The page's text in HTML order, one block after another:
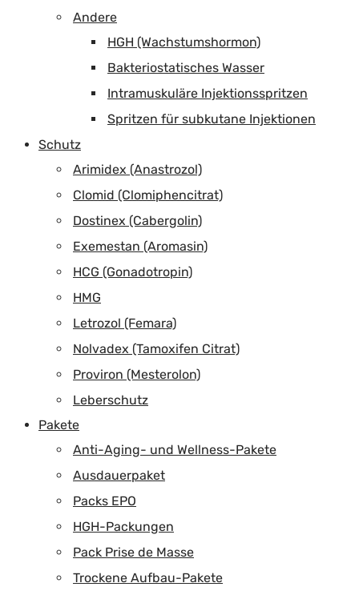
Andere
HGH (Wachstumshormon)
Bakteriostatisches Wasser
Intramuskuläre Injektionsspritzen
Spritzen für subkutane Injektionen
Schutz
Arimidex (Anastrozol)
Clomid (Clomiphencitrat)
Dostinex (Cabergolin)
Exemestan (Aromasin)
HCG (Gonadotropin)
HMG
Letrozol (Femara)
Nolvadex (Tamoxifen Citrat)
Proviron (Mesterolon)
Leberschutz
Pakete
Anti-Aging- und Wellness-Pakete
Ausdauerpaket
Packs EPO
HGH-Packungen
Pack Prise de Masse
Trockene Aufbau-Pakete